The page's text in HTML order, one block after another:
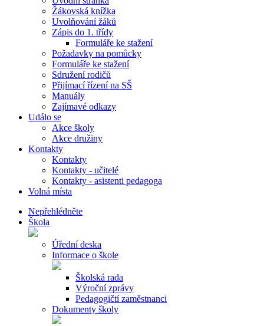
Žákovská knížka
Uvolňování žáků
Zápis do 1. třídy
Formuláře ke stažení
Požadavky na pomůcky
Formuláře ke stažení
Sdružení rodičů
Přijímací řízení na SŠ
Manuály
Zajímavé odkazy
Událo se
Akce školy
Akce družiny
Kontakty
Kontakty
Kontakty - učitelé
Kontakty - asistenti pedagoga
Volná místa
Nepřehlédněte
Škola
Úřední deska
Informace o škole
Školská rada
Výroční zprávy
Pedagogičtí zaměstnanci
Dokumenty školy